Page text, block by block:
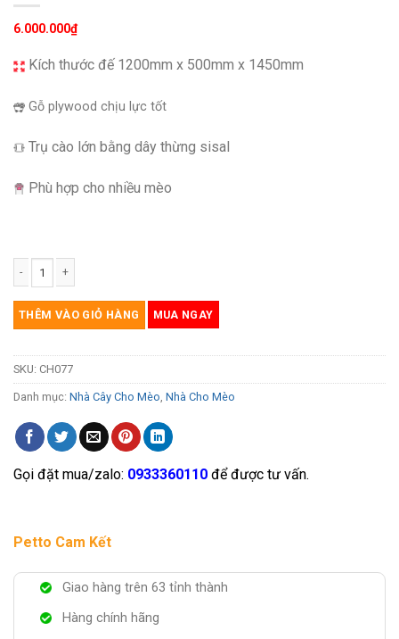
6.000.000₫
Kích thước đế 1200mm x 500mm x 1450mm
Gỗ plywood chịu lực tốt
Trụ cào lớn bằng dây thừng sisal
Phù hợp cho nhiều mèo
THÊM VÀO GIỎ HÀNG MUA NGAY
SKU: CH077
Danh mục: Nhà Cây Cho Mèo Nhà Cho Mèo
Gọi đặt mua/zalo: 0933360110 để được tư vấn.
Petto Cam Kết
Giao hàng trên 63 tỉnh thành
Hàng chính hãng